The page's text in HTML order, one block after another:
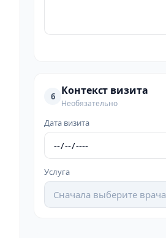
6 Контекст визита
Необязательно
Дата визита
Услуга
Сначала выберите врача